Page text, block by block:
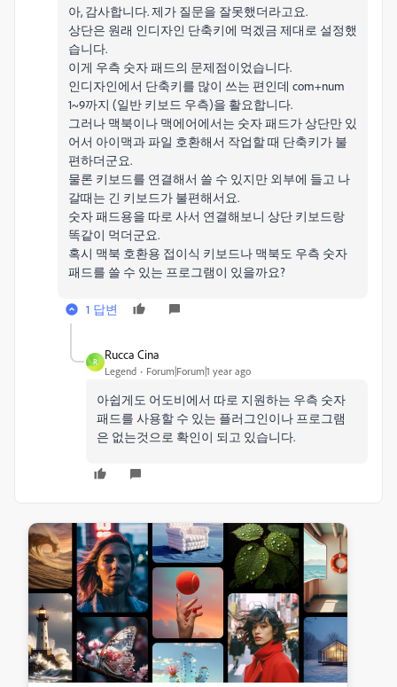
아, 감사합니다. 제가 질문을 잘못했더라고요.
상단은 원래 인디자인 단축키에 먹겠금 제대로 설정했
습니다.
이게 우측 숫자 패드의 문제점이었습니다.
인디자인에서 단축키를 많이 쓰는 편인데 com+num
1~9까지 (일반 키보드 우측)을 활요합니다.
그러나 맥북이나 맥에어에서는 숫자 패드가 상단만 있
어서 아이맥과 파일 호환해서 작업할 때 단축키가 불
편하더군요.
물론 키보드를 연결해서 쓸 수 있지만 외부에 들고 나
갈때는 긴 키보드가 불편해서요.
숫자 패드용을 따로 사서 연결해보니 상단 키보드랑
똑같이 먹더군요.
혹시 맥북 호환용 접이식 키보드나 맥북도 우측 숫자
패드를 쓸 수 있는 프로그램이 있을까요?
1 답변
R
Rucca Cina
Legend Forum|Forum|1 year ago
아쉽게도 어도비에서 따로 지원하는 우측 숫자
패드를 사용할 수 있는 플러그인이나 프로그램
은 없는것으로 확인이 되고 있습니다.